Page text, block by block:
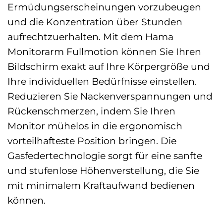
Ermüdungserscheinungen vorzubeugen
und die Konzentration über Stunden
aufrechtzuerhalten. Mit dem Hama
Monitorarm Fullmotion können Sie Ihren
Bildschirm exakt auf Ihre Körpergröße und
Ihre individuellen Bedürfnisse einstellen.
Reduzieren Sie Nackenverspannungen und
Rückenschmerzen, indem Sie Ihren
Monitor mühelos in die ergonomisch
vorteilhafteste Position bringen. Die
Gasfedertechnologie sorgt für eine sanfte
und stufenlose Höhenverstellung, die Sie
mit minimalem Kraftaufwand bedienen
können.